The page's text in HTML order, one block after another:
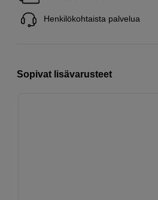
Henkilökohtaista palvelua
Sopivat lisävarusteet